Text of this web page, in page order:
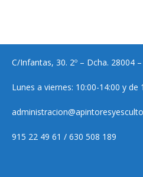
C/Infantas, 30. 2º – Dcha. 28004
Lunes a viernes: 10:00-14:00 y de
915 22 49 61 / 630 508 189